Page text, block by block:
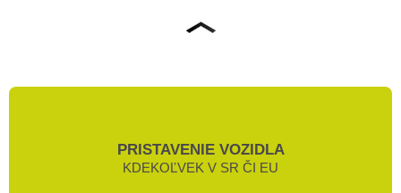
PRISTAVENIE VOZIDLA
KDEKOĽVEK V SR ČI EU